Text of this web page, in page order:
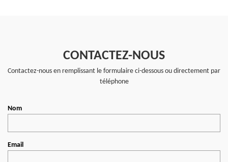
CONTACTEZ-NOUS
Contactez-nous en remplissant le formulaire ci-dessous ou directement par
téléphone
Nom
Email